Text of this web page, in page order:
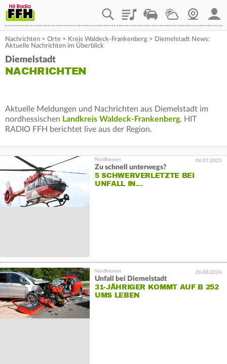
PlaylistStaupilotWetterWebcam
Nachrichten > Orte > Kreis Waldeck-Frankenberg > Diemelstadt News:
Aktuelle Nachrichten im Überblick
Diemelstadt
NACHRICHTEN
Aktuelle Meldungen und Nachrichten aus Diemelstadt im
nordhessischen Landkreis Waldeck-Frankenberg. HIT
RADIO FFH berichtet live aus der Region.
06.07.2025
Zu schnell unterwegs?
5 SCHWERVERLETZTE BEI
UNFALL IN…
26.08.2024
Unfall bei Diemelstadt
31-JÄHRIGER KOMMT AUF B 252
UMS LEBEN